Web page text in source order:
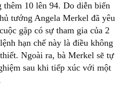
thêm 10 lên 94. Do diễn biến
tướng Angela Merkel đã yêu
gặp có sự tham gia của 2
hạn chế này là điều không
Ngoài ra, bà Merkel sẽ tự
sau khi tiếp xúc với một